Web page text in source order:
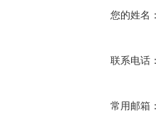
您的姓名
联系电话
常用邮箱